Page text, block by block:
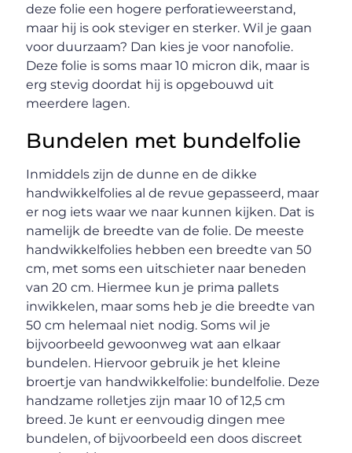
deze folie een hogere perforatieweerstand,
maar hij is ook steviger en sterker. Wil je gaan
voor duurzaam? Dan kies je voor nanofolie.
Deze folie is soms maar 10 micron dik, maar is
erg stevig doordat hij is opgebouwd uit
meerdere lagen.
Bundelen met bundelfolie
Inmiddels zijn de dunne en de dikke
handwikkelfolies al de revue gepasseerd, maar
er nog iets waar we naar kunnen kijken. Dat is
namelijk de breedte van de folie. De meeste
handwikkelfolies hebben een breedte van 50
cm, met soms een uitschieter naar beneden
van 20 cm. Hiermee kun je prima pallets
inwikkelen, maar soms heb je die breedte van
50 cm helemaal niet nodig. Soms wil je
bijvoorbeeld gewoonweg wat aan elkaar
bundelen. Hiervoor gebruik je het kleine
broertje van handwikkelfolie: bundelfolie. Deze
handzame rolletjes zijn maar 10 of 12,5 cm
breed. Je kunt er eenvoudig dingen mee
bundelen, of bijvoorbeeld een doos discreet